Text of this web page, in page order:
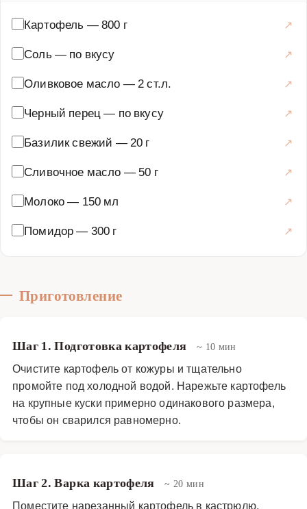
запечь с оливковым маслом и специями, добавить к
Овощные блюда
Картофель —800 г
Соль — по вкусу
Оливковое масло — 2 ст.л.
Черный перец — по вкусу
Базилик свежий — 20 г
Сливочное масло — 50 г
Молоко— 150 мл
Помидор— 300 г
Приготовление
Шаг 1. Подготовка картофеля ~ 10 мин
Очистите картофель от кожуры и тщательно
промойте под холодной водой. Нарежьте картофель
на крупные куски примерно одинакового размера,
чтобы он сварился равномерно.
Шаг 2. Варка картофеля ~ 20 мин
Поместите нарезанный картофель в кастрюлю,